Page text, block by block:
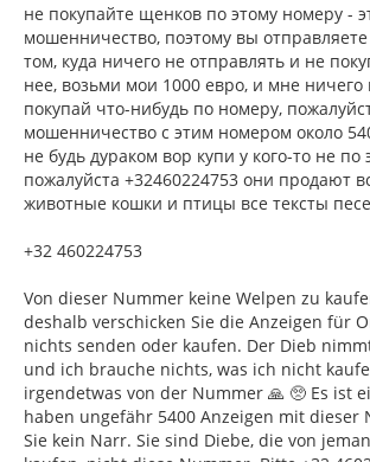
не покупайте щенков по этому номеру -
мошенничество, поэтому вы
том, куда ничего не отправлять и не
нее, возьми мои 1000 евро, и мне ничего
покупай что-нибудь по номеру,
мошенничество с этим номером около
не будь дураком вор купи у кого-то не по
пожалуйста +32460224753 они продают
животные кошки и птицы все тексты
+32 460224753
Von dieser Nummer keine Welpen zu
deshalb verschicken Sie die Anzeigen für
nichts senden oder kaufen. Der Dieb
und ich brauche nichts, was ich nicht
irgendetwas von der Nummer 🙏 🥺 Es ist
haben ungefähr 5400 Anzeigen mit dieser
Sie kein Narr. Sie sind Diebe, die von